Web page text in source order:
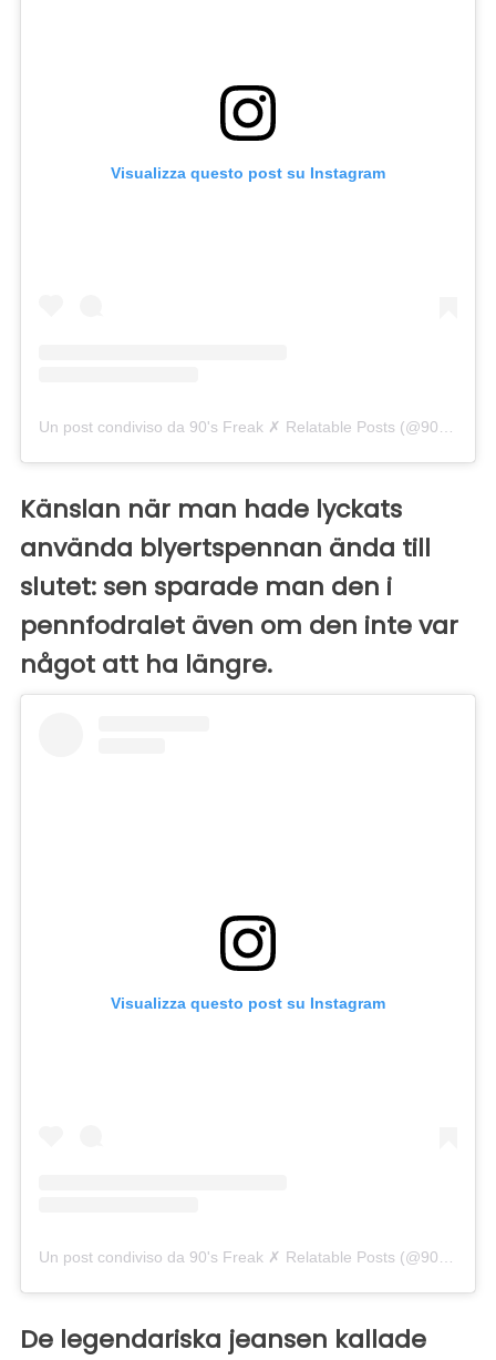
Visualizza questo post su Instagram
Känslan när man hade lyckats
använda blyertspennan ända till
slutet: sen sparade man den i
pennfodralet även om den inte var
något att ha längre.
Visualizza questo post su Instagram
De legendariska jeansen kallade